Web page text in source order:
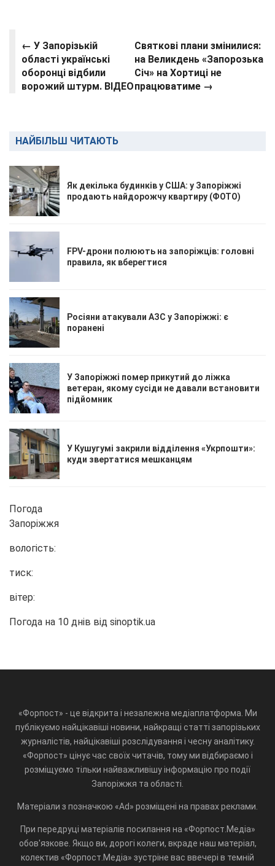
← У Запорізькій
області українські
оборонці відбили
ворожий штурм. ВІДЕО
Святкові плани змінилися:
на Великдень «Запорозька
Січ» на Хортиці не
працюватиме →
НАЙБІЛЬШ ЧИТАЮТЬ
Як декілька будинків у США: у Запоріжжі
продають найдорожчу квартиру (ФОТО)
FPV-дрони полюють на запоріжців: головні
правила, як вберегтися
Росіяни атакували АЗС у Запоріжжі: є
поранені
У Запоріжжі помер прикутий до ліжка
ветеран, якому сусіди не давали встановити
підйомник
У Кушугумі закрили відділення «Укрпошти»:
куди звертатися мешканцям
Погода
Запоріжжя
вологість:
тиск:
вітер:
Погода на 10 днів від sinoptik.ua
«Форпост» - це відкрита і незалежна медіаплатформа. Ми
публікуємо найцікавіші новини, найкращі статті запорізьких
журналістів, найцікавіші розслідування і чесну аналітику.
«Форпост» цінує час своїх читачів, тому ми відбираємо і
розміщуємо тільки найважливішу інформацію про події
Запоріжжя та області.
Матеріали з позначкою «Ad» розміщені на правах реклами.
При передруці матеріалів посилання на «Форпост.Медіа»
обов'язкове. Якщо ви, дорогі колеги, вкраде наш матеріал,
колектив «Форпост.Медіа» зустріне вас ввечері в темній